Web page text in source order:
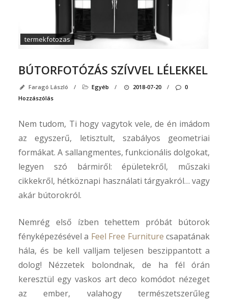
termekfotozas
BÚTORFOTÓZÁS SZÍVVEL LÉLEKKEL
Faragó László / Egyéb / 2018-07-20 /
0
Hozzászólás
Nem tudom, Ti hogy vagytok vele, de én imádom
az egyszerű, letisztult, szabályos geometriai
formákat. A sallangmentes, funkcionális dolgokat,
legyen szó bármiről: épületekről, műszaki
cikkekről, hétköznapi használati tárgyakról… vagy
akár bútorokról.
Nemrég első ízben tehettem próbát bútorok
fényképezésével a Feel Free Furniture csapatának
hála, és be kell valljam teljesen beszippantott a
dolog! Nézzetek bolondnak, de ha fél órán
keresztül egy vaskos art deco komódot nézeget
az ember, valahogy természetszerűleg